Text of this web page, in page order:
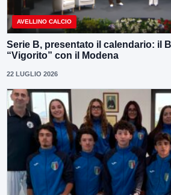
AVELLINO CALCIO
Serie B, presentato il calendario: il
“Vigorito” con il Modena
22 LUGLIO 2026